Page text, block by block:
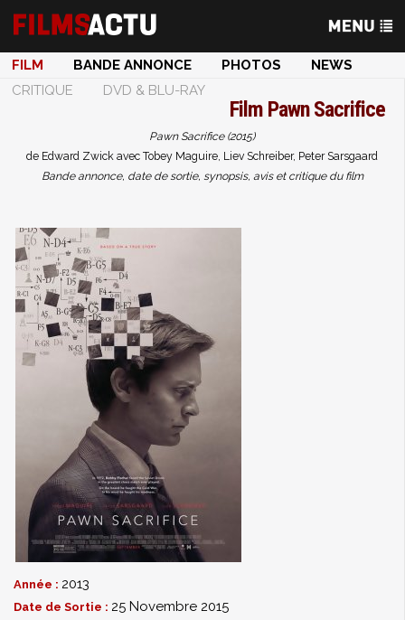
FILM BANDE ANNONCE PHOTOS
NEWS
CRITIQUE
DVD & BLU-RAY
Film Pawn Sacrifice
Pawn Sacrifice (2015)
de Edward Zwick avec Tobey Maguire, Liev Schreiber, Peter Sarsgaard
Bande annonce, date de sortie, synopsis, avis et critique du film
Année : 2013
Date de Sortie : 25 Novembre 2015